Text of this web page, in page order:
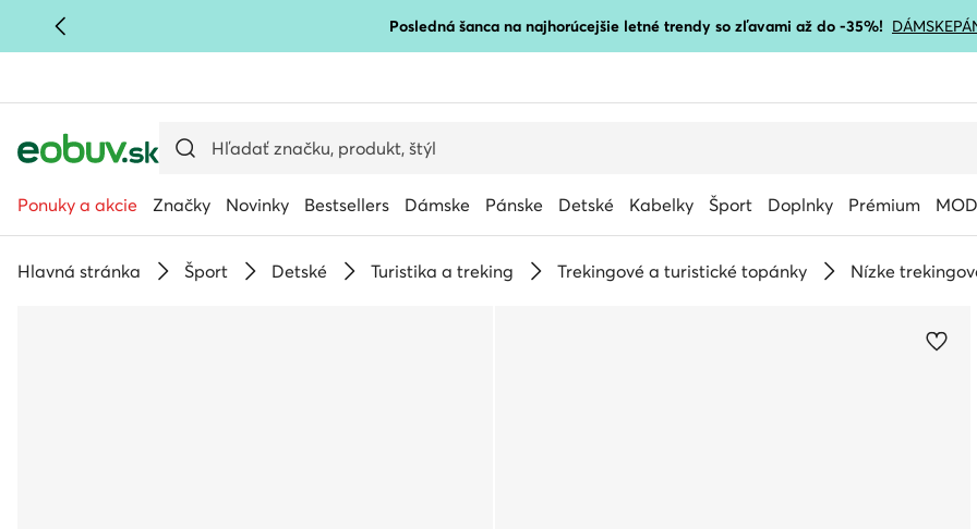
PREJSŤ NA HLAVNÝ OBSAH Posledná šanca na najhorúcejšie letné trendy so zľavami až do -35%! DÁMSKE
Ponuky a akcie Značky Novinky Bestsellers Dámske Pánske Detské Kabelky Šport Doplnky Prémium
Hlavná stránka Šport Detské Turistika a treking Trekingové a turistické topánky Nízke